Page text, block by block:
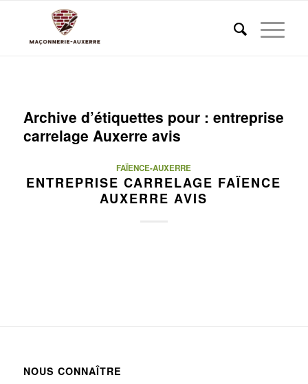
Archive d’étiquettes pour : entreprise
carrelage Auxerre avis
FAÏENCE-AUXERRE
ENTREPRISE CARRELAGE FAÏENCE
AUXERRE AVIS
NOUS CONNAÎTRE